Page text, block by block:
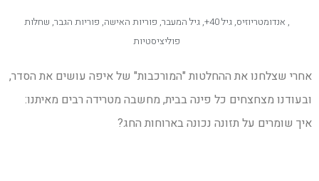
, אנדומטריוזיס,גיל 40+ ,גיל המעבר, פוריות האישה, פוריות הגבר, שחלות
פוליציסטיות
אחרי שצלחנו את ההחלטות "המורכבות" של איפה עושים את הסדר,
ובעודנו מצחצחים כל פינה בבית, מחשבה מטרידה רבים מאיתנו:
איך שומרים על תזונה נכונה בארוחות החג?